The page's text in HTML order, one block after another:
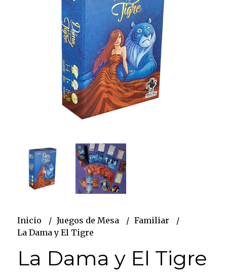
Inicio Juegos de Mesa
Familiar
La Dama y El Tigre
La Dama y El Tigre